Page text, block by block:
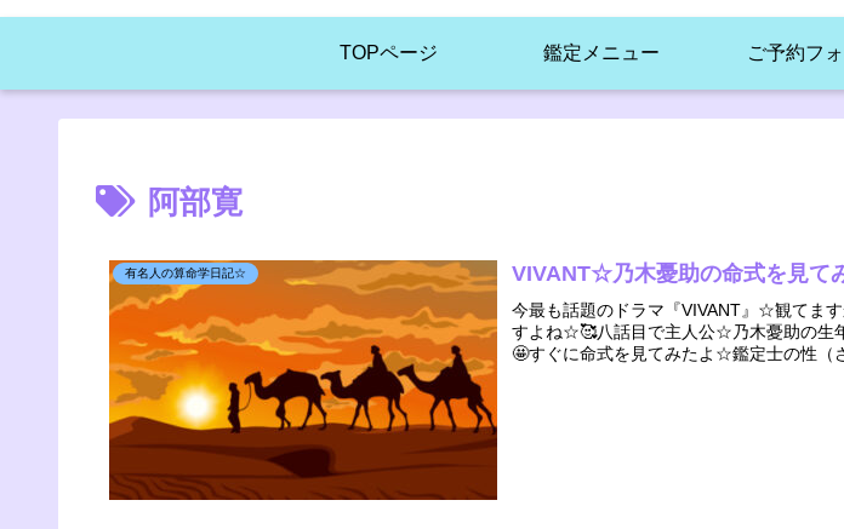
TOPページ 鑑定メニュー ご予約フ
阿部寛
有名人の算命学日記☆ VIVANT☆乃木憂助の命式を見て
今最も話題のドラマ『VIVANT』☆観てま
すよね☆🥰八話目で主人公☆乃木憂助の生
🤩すぐに命式を見てみたよ☆鑑定士の性（